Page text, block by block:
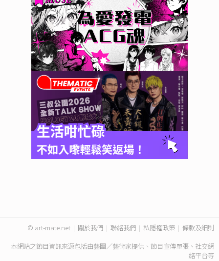
© art-mate.net | 關於我們 | 聯絡我們 | 私隱權政策 | 條款及細則
本網站之節目資訊來源包括由藝團／藝術家提供、節目宣傳單張、社交網
絡平台等